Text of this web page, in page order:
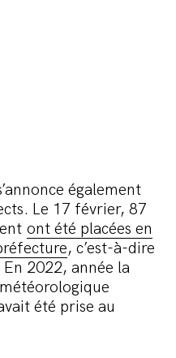
également
Le 17 février, 87
ont été placées en
, c’est-à-dire
2022, année la
été prise au